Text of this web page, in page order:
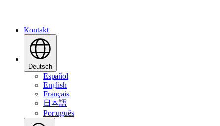
Kontakt
Deutsch
Español
English
Français
日本語
Português